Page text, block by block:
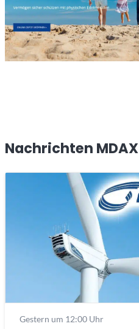
Nachrichten MDAX
Gestern um 12:00 Uhr